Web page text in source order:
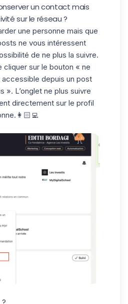
un contact mais
sur le réseau ?
une personne mais que
ne vous intéressent
de ne plus la suivre.
cliquer sur le bouton « ne
depuis un post
». L’onglet ne plus suivre
directement sur le profil